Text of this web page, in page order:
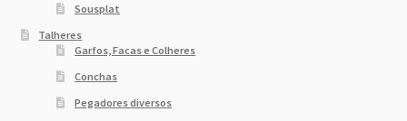
Sousplat
Talheres
Garfos, Facas e Colheres
Conchas
Pegadores diversos